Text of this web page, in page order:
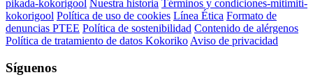
pikada-kokorigool Nuestra historia Términos y condiciones-mitimiti-
kokorigool Política de uso de cookies Línea Ética Formato de
denuncias PTEE Política de sostenibilidad Contenido de alérgenos
Política de tratamiento de datos Kokoriko Aviso de privacidad
Síguenos